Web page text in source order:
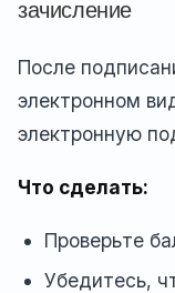
зачисление
После
электронном
электронную
Что сделать:
Проверьте
Убедитесь,